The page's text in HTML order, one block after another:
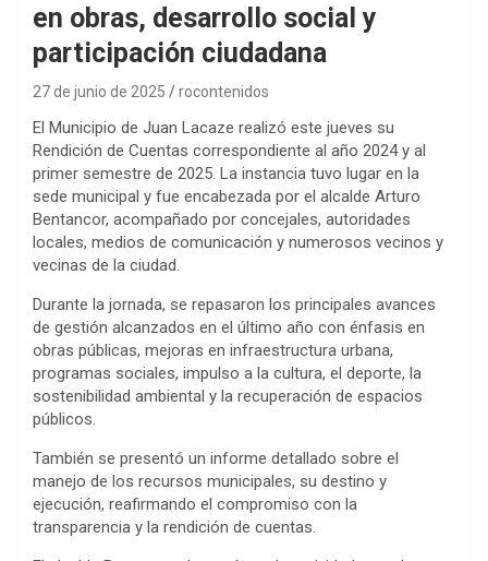
en obras, desarrollo social y
participación ciudadana
27 de junio de 2025 rocontenidos
El Municipio de Juan Lacaze realizó este jueves su
Rendición de Cuentas correspondiente al año 2024 y al
primer semestre de 2025. La instancia tuvo lugar en la
sede municipal y fue encabezada por el alcalde Arturo
Bentancor, acompañado por concejales, autoridades
locales, medios de comunicación y numerosos vecinos y
vecinas de la ciudad.
Durante la jornada, se repasaron los principales avances
de gestión alcanzados en el último año con énfasis en
obras públicas, mejoras en infraestructura urbana,
programas sociales, impulso a la cultura, el deporte, la
sostenibilidad ambiental y la recuperación de espacios
públicos.
También se presentó un informe detallado sobre el
manejo de los recursos municipales, su destino y
ejecución, reafirmando el compromiso con la
transparencia y la rendición de cuentas.